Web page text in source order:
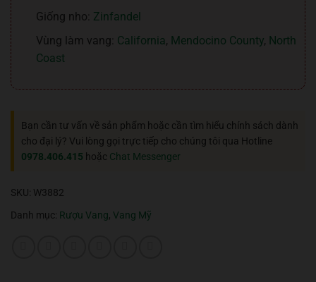
Giống nho: Zinfandel
Vùng làm vang: California, Mendocino County, North
Coast
Bạn cần tư vấn về sản phẩm hoặc cần tìm hiểu chính sách dành
cho đại lý? Vui lòng gọi trực tiếp cho chúng tôi qua Hotline
0978.406.415 hoặc Chat Messenger
SKU: W3882
Danh mục: Rượu Vang, Vang Mỹ